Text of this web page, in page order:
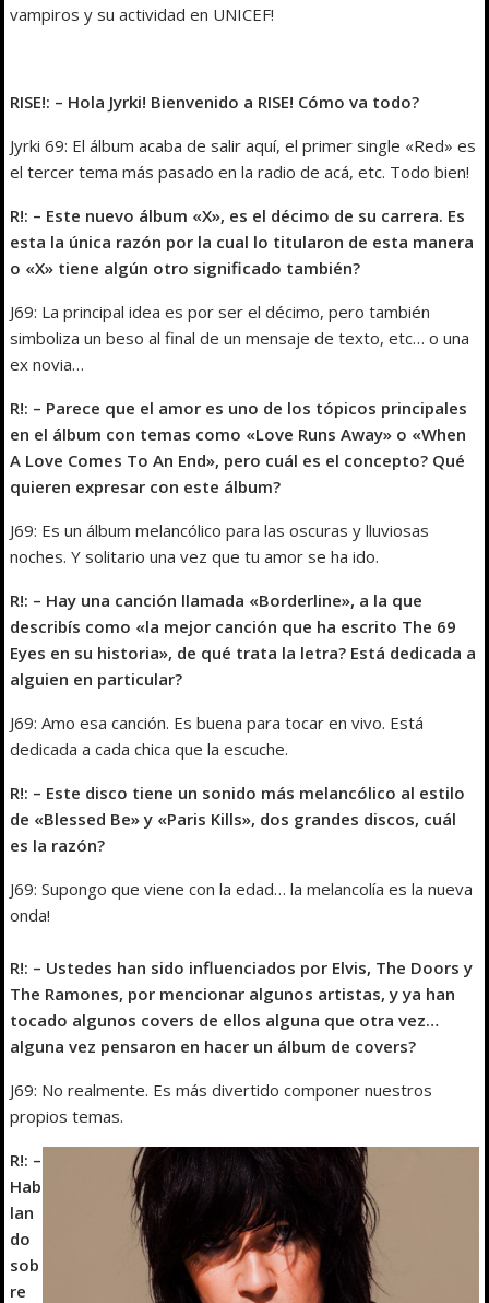
vampiros y su actividad en UNICEF!
RISE!: – Hola Jyrki! Bienvenido a RISE! Cómo va todo?
Jyrki 69: El álbum acaba de salir aquí, el primer single «Red» es
el tercer tema más pasado en la radio de acá, etc. Todo bien!
R!: – Este nuevo álbum «X», es el décimo de su carrera. Es
esta la única razón por la cual lo titularon de esta manera
o «X» tiene algún otro significado también?
J69: La principal idea es por ser el décimo, pero también
simboliza un beso al final de un mensaje de texto, etc… o una
ex novia…
R!: – Parece que el amor es uno de los tópicos principales
en el álbum con temas como «Love Runs Away» o «When
A Love Comes To An End», pero cuál es el concepto? Qué
quieren expresar con este álbum?
J69: Es un álbum melancólico para las oscuras y lluviosas
noches. Y solitario una vez que tu amor se ha ido.
R!: – Hay una canción llamada «Borderline», a la que
describís como «la mejor canción que ha escrito The 69
Eyes en su historia», de qué trata la letra? Está dedicada a
alguien en particular?
J69: Amo esa canción. Es buena para tocar en vivo. Está
dedicada a cada chica que la escuche.
R!: – Este disco tiene un sonido más melancólico al estilo
de «Blessed Be» y «Paris Kills», dos grandes discos, cuál
es la razón?
J69: Supongo que viene con la edad… la melancolía es la nueva
onda!
R!: – Ustedes han sido influenciados por Elvis, The Doors y
The Ramones, por mencionar algunos artistas, y ya han
tocado algunos covers de ellos alguna que otra vez…
alguna vez pensaron en hacer un álbum de covers?
J69: No realmente. Es más divertido componer nuestros
propios temas.
R!: –
Hab
lan
do
sob
re